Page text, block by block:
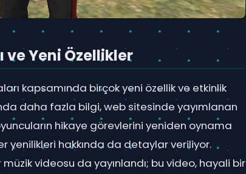
ve Yeni Özellikler
kapsamında birçok yeni özellik ve etkinlik
daha fazla bilgi, web sitesinde yayımlanan
hikaye görevlerini yeniden oynama
yenilikleri hakkında da detaylar veriliyor.
müzik videosu da yayınlandı; bu video, hayali bir